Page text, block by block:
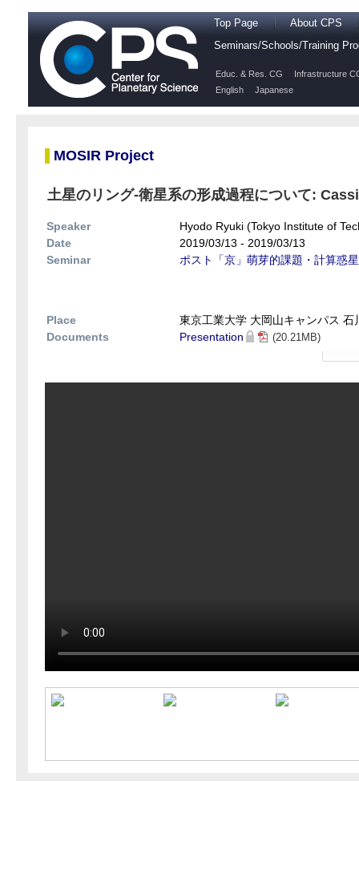
Top Page
About CPS
Seminars/Schools/Training
Educ. & Res. CG
Infrastructure
English
Japanese
MOSIR Project
土星のリング-衛星系の形成過程について:
Speaker
Hyodo Ryuki (Tokyo Institute of
Date
2019/03/13 - 2019/03/13
Seminar
ポスト「京」萌芽的課題・計算惑
Place
東京工業大学 大岡山キャンパス
Documents
Presentation (20.21MB)